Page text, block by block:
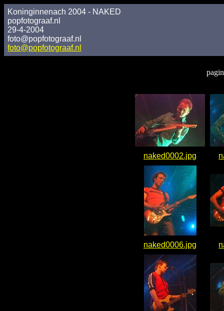
Koninginnenach 2004 - NAKED
popfotograaf.nl
29-4-2004
foto@popfotograaf.nl
foto@popfotograaf.nl
naked0002.jpg
naked0006.jpg